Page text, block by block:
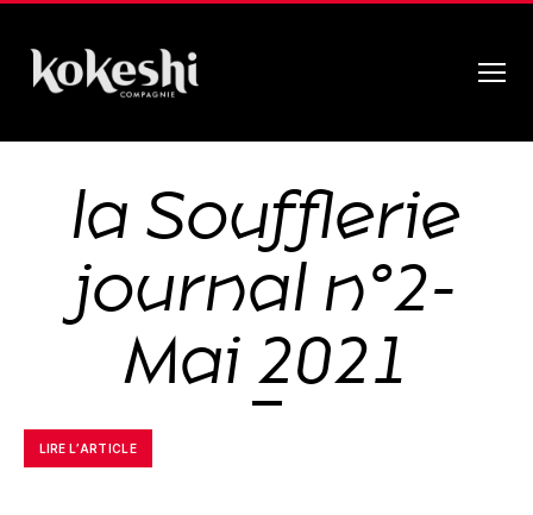
Kokeshi
la Soufflerie
journal n°2-
Mai 2021
LIRE L’ARTICLE